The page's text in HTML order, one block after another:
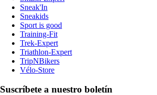
Sneak'In
Sneakids
Sport is good
Training-Fit
Trek-Expert
Triathlon-Expert
TripNBikers
Vélo-Store
Suscríbete a nuestro boletín